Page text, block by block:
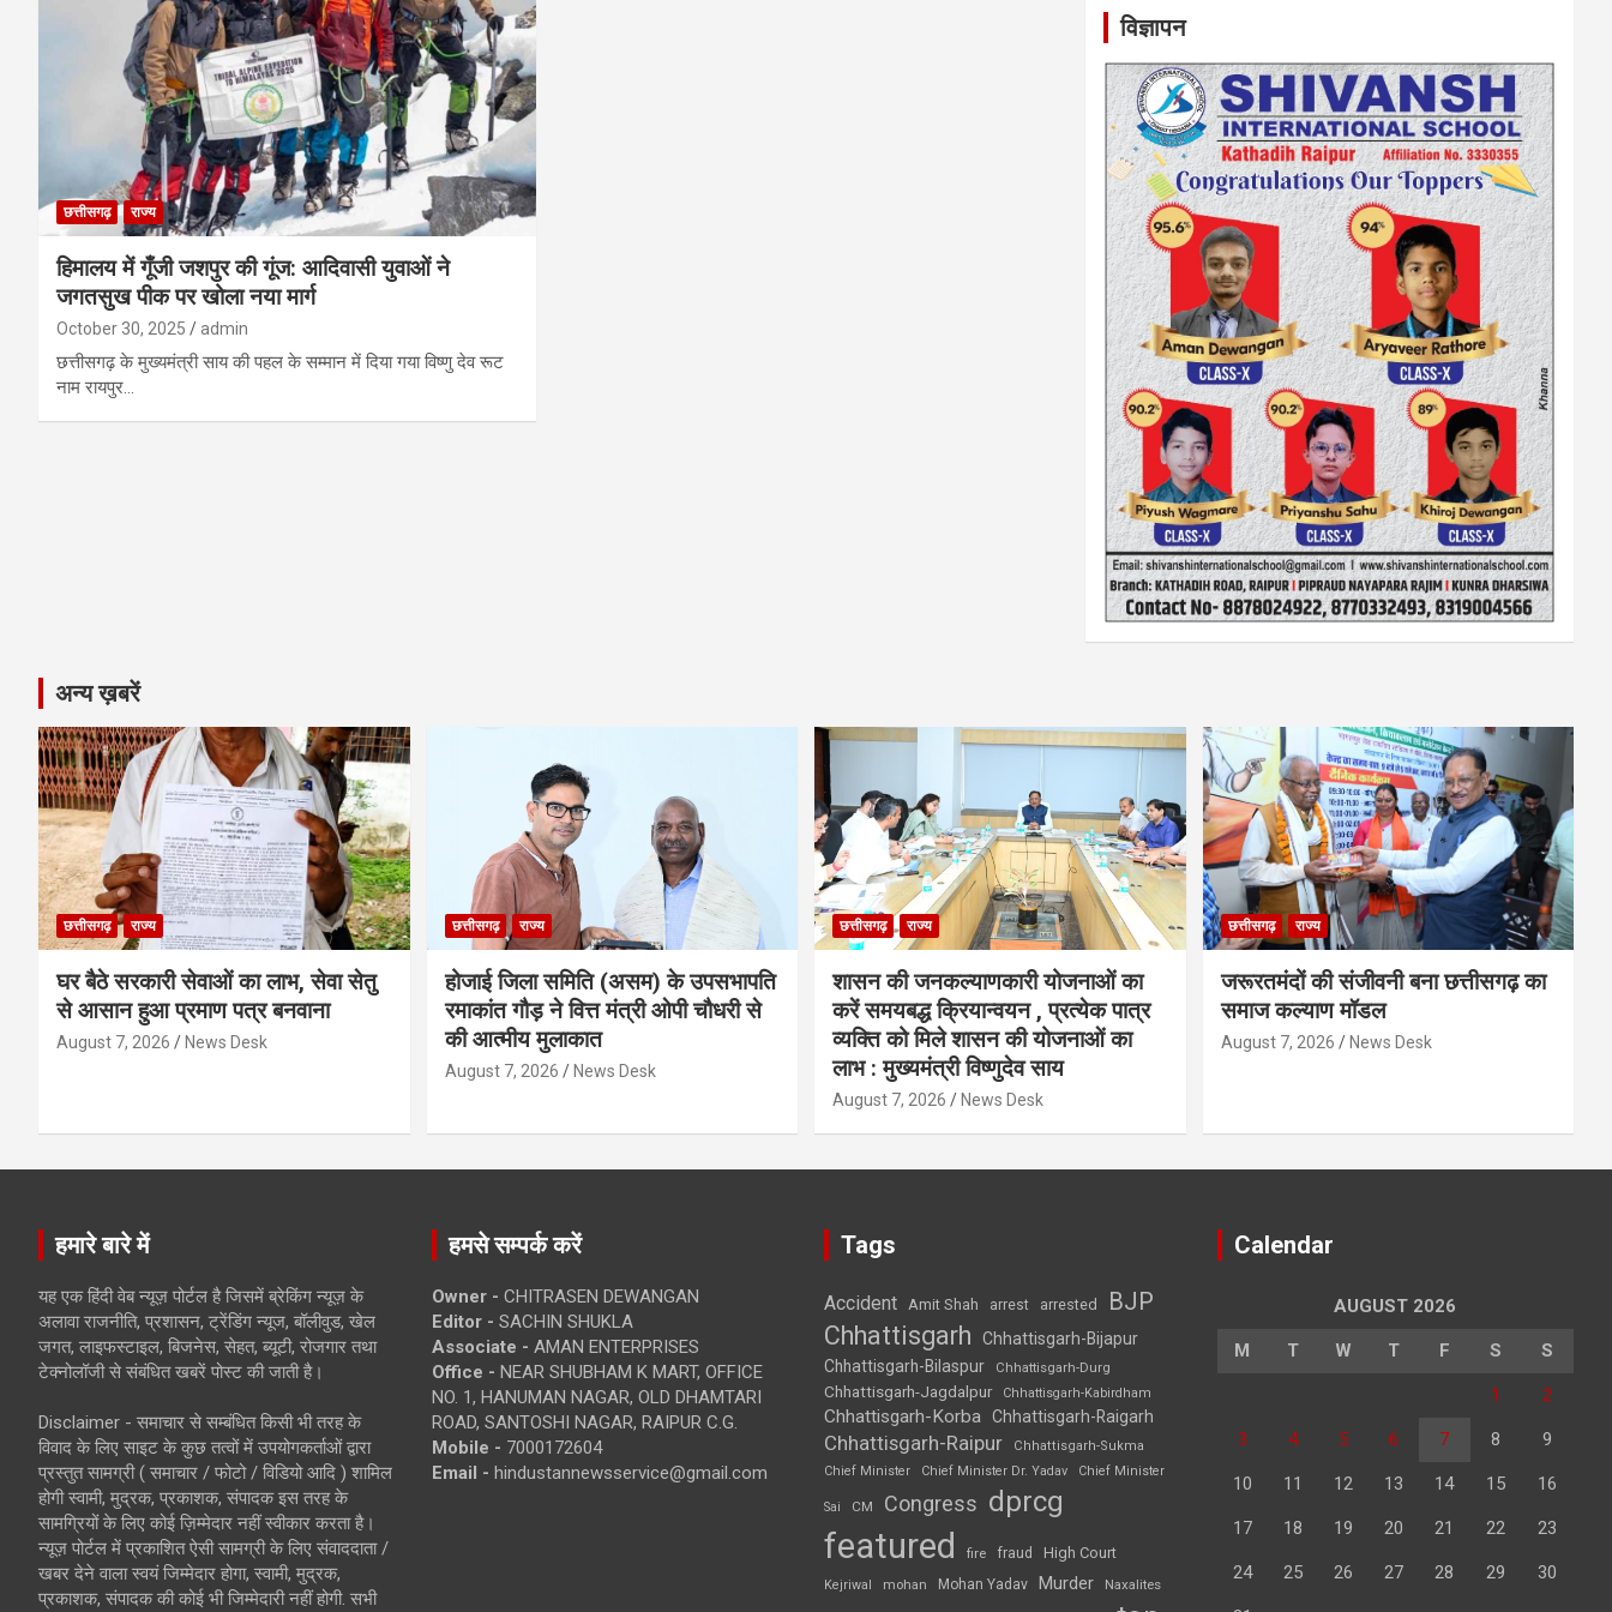
छत्तीसगढ़ राज्य
हिमालय में गूँजी जशपुर की गूंज: आदिवासी युवाओं ने
जगतसुख पीक पर खोला नया मार्ग
October 30, 2025 admin
छत्तीसगढ़ के मुख्यमंत्री साय की पहल के सम्मान में दिया गया विष्णु देव रूट
नाम रायपुर…
विज्ञापन
अन्य ख़बरें
छत्तीसगढ़ राज्य
घर बैठे सरकारी सेवाओं का लाभ, सेवा सेतु
से आसान हुआ प्रमाण पत्र बनवाना
August 7, 2026 News Desk
छत्तीसगढ़ राज्य
होजाई जिला समिति (असम) के उपसभापति
रमाकांत गौड़ ने वित्त मंत्री ओपी चौधरी से
की आत्मीय मुलाकात
August 7, 2026 News Desk
छत्तीसगढ़ राज्य
शासन की जनकल्याणकारी योजनाओं का
करें समयबद्ध क्रियान्वयन , प्रत्येक पात्र
व्यक्ति को मिले शासन की योजनाओं का
लाभ : मुख्यमंत्री विष्णुदेव साय
August 7, 2026 News Desk
छत्तीसगढ़ राज्य
जरूरतमंदों की संजीवनी बना छत्तीसगढ़ का
समाज कल्याण मॉडल
August 7, 2026 News Desk
हमारे बारे में
यह एक हिंदी वेब न्यूज़ पोर्टल है जिसमें ब्रेकिंग न्यूज़ के
अलावा राजनीति, प्रशासन, ट्रेंडिंग न्यूज, बॉलीवुड, खेल
जगत, लाइफस्टाइल, बिजनेस, सेहत, ब्यूटी, रोजगार तथा
टेक्नोलॉजी से संबंधित खबरें पोस्ट की जाती है।
Disclaimer - समाचार से सम्बंधित किसी भी तरह के
विवाद के लिए साइट के कुछ तत्वों में उपयोगकर्ताओं द्वारा
प्रस्तुत सामग्री ( समाचार / फोटो / विडियो आदि ) शामिल
होगी स्वामी, मुद्रक, प्रकाशक, संपादक इस तरह के
सामग्रियों के लिए कोई ज़िम्मेदार नहीं स्वीकार करता है।
न्यूज़ पोर्टल में प्रकाशित ऐसी सामग्री के लिए संवाददाता /
खबर देने वाला स्वयं जिम्मेदार होगा, स्वामी, मुद्रक,
प्रकाशक, संपादक की कोई भी जिम्मेदारी नहीं होगी. सभी
हमसे सम्पर्क करें
Owner - CHITRASEN DEWANGAN
Editor - SACHIN SHUKLA
Associate - AMAN ENTERPRISES
Office - NEAR SHUBHAM K MART, OFFICE
NO. 1, HANUMAN NAGAR, OLD DHAMTARI
ROAD, SANTOSHI NAGAR, RAIPUR C.G.
Mobile - 7000172604
Email - hindustannewsservice@gmail.com
Tags
Accident Amit Shah arrest arrested BJP
Chhattisgarh
Chhattisgarh-Bijapur
Chhattisgarh-Bilaspur
Chhattisgarh-Durg
Chhattisgarh-Jagdalpur Chhattisgarh-Kabirdham
Chhattisgarh-Korba Chhattisgarh-Raigarh
Chhattisgarh-Raipur
Chhattisgarh-Sukma
Chief Minister
Chief Minister Dr. Yadav Chief Minister
Sai CM Congress dprcg
featured fire fraud High Court
Kejriwal mohan Mohan Yadav Murder Naxalites
Calendar
AUGUST 2026
M T W T F S S
1 2
3 4 5 6 7 8 9
10 11 12 13 14 15 16
17 18 19 20 21 22 23
24 25 26 27 28 29 30